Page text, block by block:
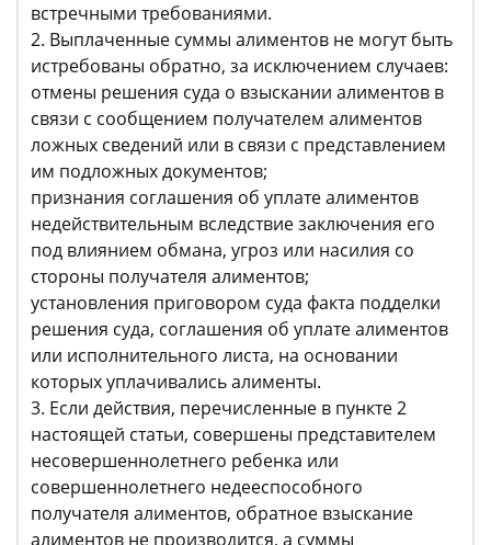
встречными требованиями.
2. Выплаченные суммы алиментов не могут быть
истребованы обратно, за исключением случаев:
отмены решения суда о взыскании алиментов в
связи с сообщением получателем алиментов
ложных сведений или в связи с представлением
им подложных документов;
признания соглашения об уплате алиментов
недействительным вследствие заключения его
под влиянием обмана, угроз или насилия со
стороны получателя алиментов;
установления приговором суда факта подделки
решения суда, соглашения об уплате алиментов
или исполнительного листа, на основании
которых уплачивались алименты.
3. Если действия, перечисленные в пункте 2
настоящей статьи, совершены представителем
несовершеннолетнего ребенка или
совершеннолетнего недееспособного
получателя алиментов, обратное взыскание
алиментов не производится, а суммы